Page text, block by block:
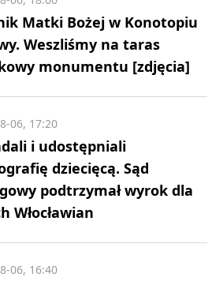
Matki Bożej w Konotopiu
Weszliśmy na taras
monumentu [zdjęcia]
i udostępniali
dziecięcą. Sąd
podtrzymał wyrok dla
Włocławian
06, 17:20
06, 16:40